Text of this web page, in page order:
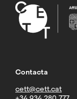
Contacta
cett@cett.cat